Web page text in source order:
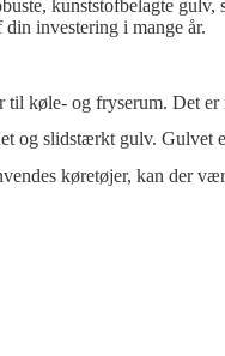
kunststofbelagte
investering i mange år.
køle- og fryserum. Det
og slidstærkt gulv. Gulvet
køretøjer, kan der